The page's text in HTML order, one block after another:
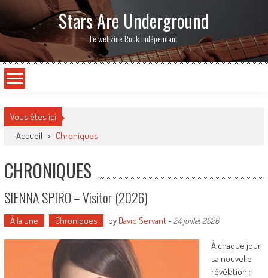
Stars Are Underground
Le webzine Rock Indépendant
Vous êtes ici
Accueil > Chroniques
CHRONIQUES
SIENNA SPIRO – Visitor (2026)
À la une Chroniques by David Servant- 24 juillet 2026
À chaque jour
sa nouvelle
révélation :